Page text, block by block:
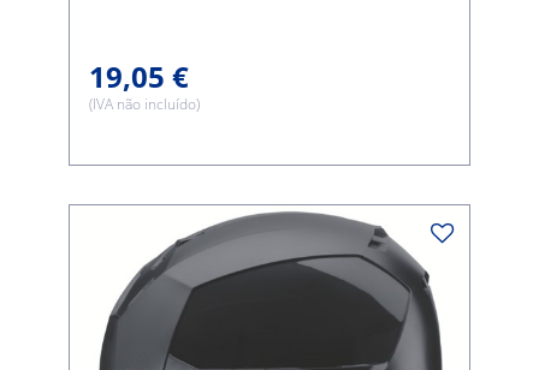
19,05 €
(IVA não incluído)